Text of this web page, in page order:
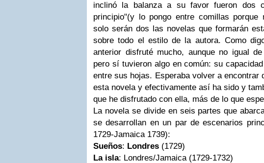
inclinó la balanza a su favor fueron dos
principio"(y lo pongo entre comillas porque
solo serán dos las novelas que formarán
sobre todo el estilo de la autora. Como
anterior disfruté mucho, aunque no igual
pero sí tuvieron algo en común: su
entre sus hojas. Esperaba volver a encontrar
esta novela y efectivamente así ha sido y
que he disfrutado con ella, más de lo que
La novela se divide en seis partes que
se desarrollan en un par de escenarios
1729-Jamaica 1739):
Sueños: Londres (1729)
La isla: Londres/Jamaica (1729-1732)